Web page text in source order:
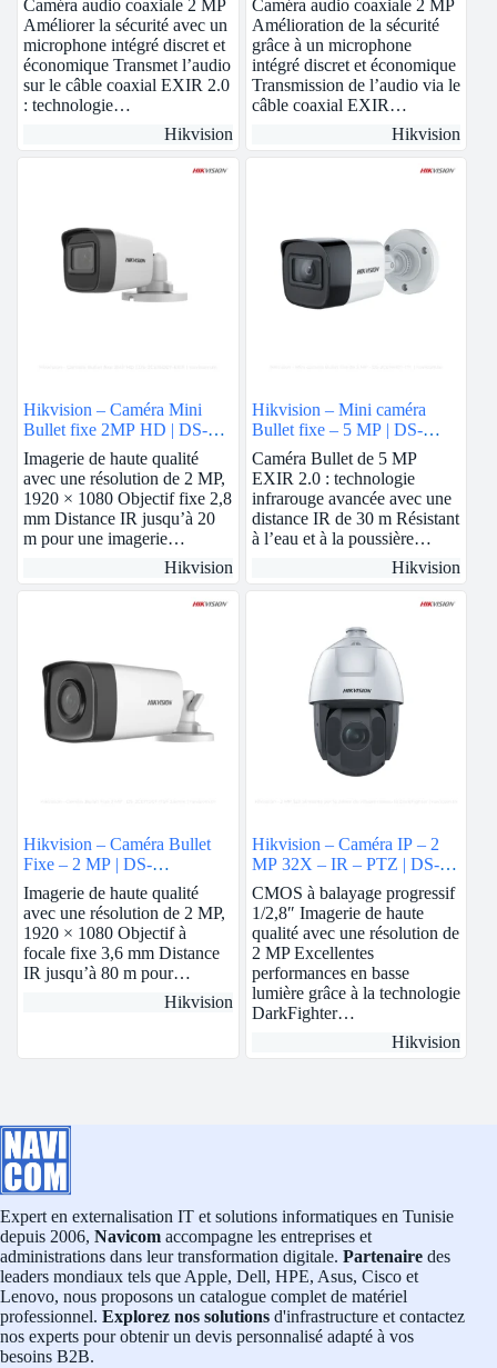
Caméra audio coaxiale 2 MP
Améliorer la sécurité avec un
microphone intégré discret et
économique Transmet l’audio
sur le câble coaxial EXIR 2.0
: technologie…
Hikvision
Caméra audio coaxiale 2 MP
Amélioration de la sécurité
grâce à un microphone
intégré discret et économique
Transmission de l’audio via le
câble coaxial EXIR…
Hikvision
Hikvision – Caméra Mini
Bullet fixe 2MP HD | DS-
2CE16D0T-EXIF
Imagerie de haute qualité
avec une résolution de 2 MP,
1920 × 1080 Objectif fixe 2,8
mm Distance IR jusqu’à 20
m pour une imagerie…
Hikvision
Hikvision – Mini caméra
Bullet fixe – 5 MP | DS-
2CE16H0T-ITF
Caméra Bullet de 5 MP
EXIR 2.0 : technologie
infrarouge avancée avec une
distance IR de 30 m Résistant
à l’eau et à la poussière…
Hikvision
Hikvision – Caméra Bullet
Fixe – 2 MP | DS-
2CE17D0T-IT5F
Imagerie de haute qualité
avec une résolution de 2 MP,
1920 × 1080 Objectif à
focale fixe 3,6 mm Distance
IR jusqu’à 80 m pour…
Hikvision
Hikvision – Caméra IP – 2
MP 32X – IR – PTZ | DS-
2DE5232IW-AE
CMOS à balayage progressif
1/2,8″ Imagerie de haute
qualité avec une résolution de
2 MP Excellentes
performances en basse
lumière grâce à la technologie
DarkFighter…
Hikvision
Expert en externalisation IT et solutions informatiques en Tunisie
depuis 2006, Navicom accompagne les entreprises et
administrations dans leur transformation digitale. Partenaire des
leaders mondiaux tels que Apple, Dell, HPE, Asus, Cisco et
Lenovo, nous proposons un catalogue complet de matériel
professionnel. Explorez nos solutions d'infrastructure et contactez
nos experts pour obtenir un devis personnalisé adapté à vos
besoins B2B.